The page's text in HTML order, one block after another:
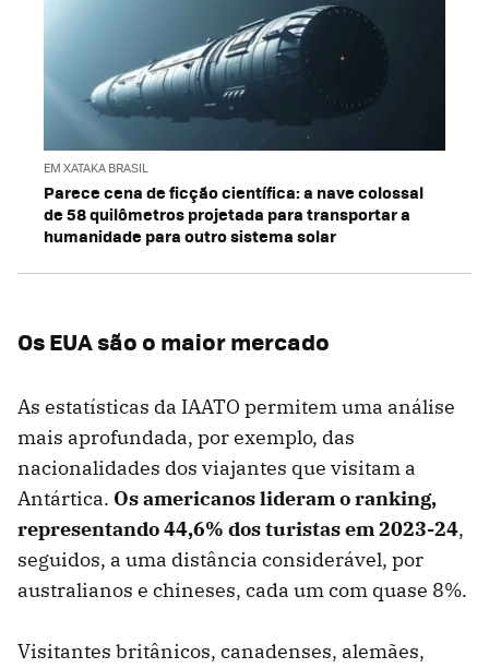
EM XATAKA BRASIL
Parece cena de ficção científica: a nave colossal
de 58 quilômetros projetada para transportar a
humanidade para outro sistema solar
Os EUA são o maior mercado
As estatísticas da IAATO permitem uma análise
mais aprofundada, por exemplo, das
nacionalidades dos viajantes que visitam a
Antártica. Os americanos lideram o ranking,
representando 44,6% dos turistas em 2023-24,
seguidos, a uma distância considerável, por
australianos e chineses, cada um com quase 8%.
Visitantes britânicos, canadenses, alemães,